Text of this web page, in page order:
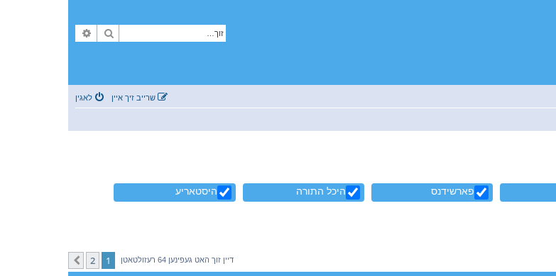
זוך
לאגין שרייב זיך איין
פארשידנס היכל התורה היסטאריע
דיין זוך האט געפינען 64 רעזולטאטן 1
2
קומענדיגע